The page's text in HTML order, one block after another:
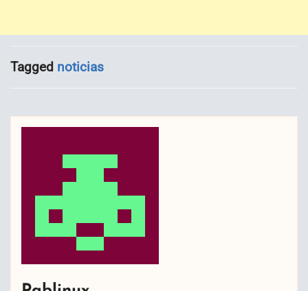
Tagged noticias